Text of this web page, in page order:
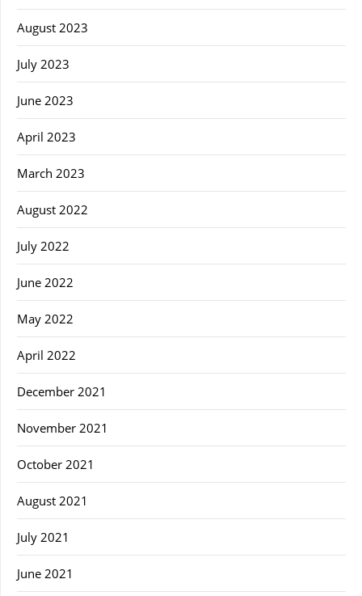
August 2023
July 2023
June 2023
April 2023
March 2023
August 2022
July 2022
June 2022
May 2022
April 2022
December 2021
November 2021
October 2021
August 2021
July 2021
June 2021